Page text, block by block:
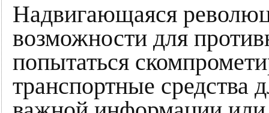
Надвигающаяся
возможности для
попытаться
транспортные средства